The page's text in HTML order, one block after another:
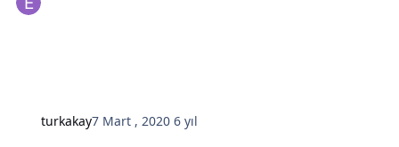
turkakay7 Mart , 20206 yıl